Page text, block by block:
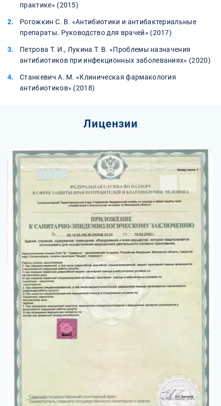
практике» (2015)
Рогожкин С. В. «Антибиотики и антибактериальные
препараты. Руководство для врачей» (2017)
Петрова Т. И., Лукина Т. В. «Проблемы назначения
антибиотиков при инфекционных заболеваниях» (2020)
Станкевич А. М. «Клиническая фармакология
антибиотиков» (2018)
Лицензии